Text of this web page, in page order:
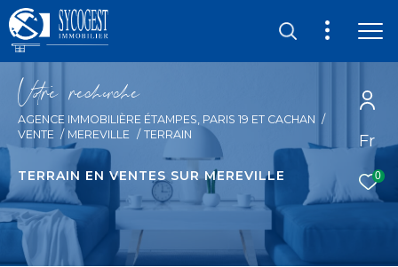
Fr
0
Vore recece
AGENCE IMMOBILIÈRE ÉTAMPES, PARIS 19 ET CACHAN
VENTE
MEREVILLE TERRAIN
TERRAIN EN VENTES SUR MEREVILLE